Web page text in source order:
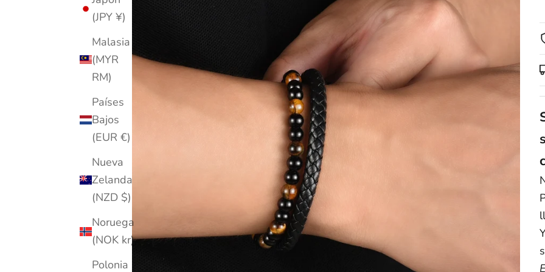
(JPY ¥)
Malasia
(MYR
RM)
Países
Bajos
(EUR €)
Nueva
Zelanda
(NZD $)
Noruega
(NOK kr)
Polonia